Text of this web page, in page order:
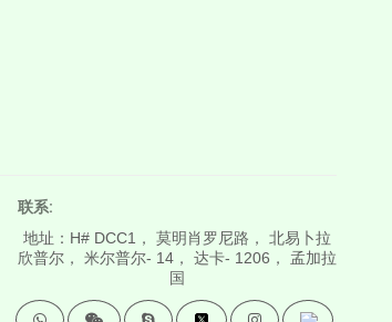
联系:
地址：H# DCC1， 莫明肖罗尼路， 北易卜拉
欣普尔， 米尔普尔- 14， 达卡- 1206， 孟加拉
国